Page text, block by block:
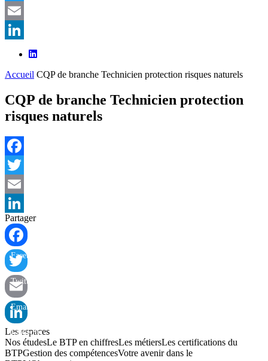
Twitter
Email
LinkedIn
Accueil CQP de branche Technicien protection risques naturels
CQP de branche Technicien protection
risques naturels
Facebook
Twitter
Email
LinkedIn
Partager
Facebook
Twitter
Email
LinkedIn
Les espaces
Nos étudesLe BTP en chiffresLes métiersLes certifications du
BTPGestion des compétencesVotre avenir dans le